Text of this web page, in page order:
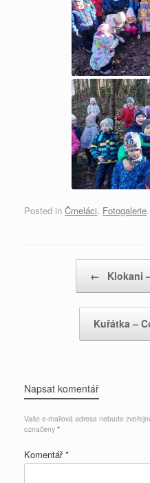
Posted in Čmeláci, Fotogalerie.
← Klokani
Kuřátka –
Napsat komentář
Vaše e-mailová adresa nebude
označeny *
Komentář*